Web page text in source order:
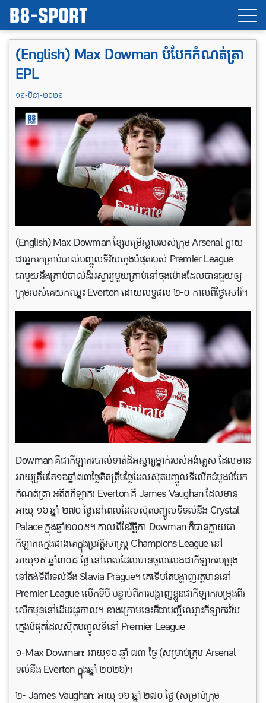
(English) Max Dowman បំបែកកំណត់ត្រា
EPL
១៦-មិនា-២០២៦
(English) Max Dowman ខ្សែបម្រើស្លាបរបស់ក្រុម Arsenal ក្លាយ
ជាអ្នករកគ្រាប់បាល់បញ្ចូលទីវ័យក្មេងបំផុតរបស់ Premier League
ជាមួយនឹងគ្រាប់បាល់ដ៏អស្ចារ្យមួយគ្រាប់នៅចុងម៉ោងដែលបានជួយឲ្យ
ក្រុមរបស់គេយកឈ្នះ Everton ដោយលទ្ធផល ២-០ កាលពីថ្ងៃសៅរ៍។
Dowman គឺជាកីឡាករបាល់ទាត់ដ៏អស្ចារ្យម្នាក់របស់អង់គ្លេស ដែលមាន
អាយុត្រឹមតែ១៦ឆ្នាំ៧៣ថ្ងៃគិតត្រឹមថ្ងៃដែលស៊ុតបញ្ចូលទីលើកដំបូងបំបែក
កំណត់ត្រា អតីតកីឡាករ Everton គឺ James Vaughan ដែលមាន
អាយុ ១៦ ឆ្នាំ ២៧០ ថ្ងៃនៅពេលដែលស៊ុតបញ្ចូលទីទល់នឹង Crystal
Palace ក្នុងឆ្នាំ២០០៥។ កាលពីខែវិច្ឆិកា Dowman ក៏បានក្លាយជា
កីឡាករក្មេងជាងគេក្នុងប្រវត្តិសាស្ត្រ Champions League នៅ
អាយុ១៥ ឆ្នាំ៣០៨ ថ្ងៃ នៅពេលដែលបានចូលលេងជាកីឡាករបម្រុង
នៅតង់ទីពីរទល់នឹង Slavia Prague។ គេទេីបតែបង្ហាញវត្តមាននៅ
Premier League លើកទីបី បន្ទាប់ពីការបង្ហាញខ្លួនជាកីឡាករបម្រុងពីរ
លើកមុននៅដើមរដូវកាល។ ខាងក្រោមនេះគឺជាបញ្ជីឈ្មោះកីឡាករវ័យ
ក្មេងបំផុតដែលស៊ុតបញ្ចូលទីនៅ Premier League
១-Max Dowman: អាយុ១៦ ឆ្នាំ ៧៣ ថ្ងៃ (សម្រាប់ក្រុម Arsenal
ទល់នឹង Everton ក្នុងឆ្នាំ ២០២៦)។
២- James Vaughan: អាយុ ១៦ ឆ្នាំ ២៧០ ថ្ងៃ (សម្រាប់ក្រុម